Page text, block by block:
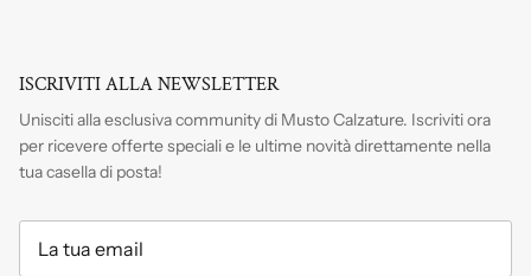
ISCRIVITI ALLA NEWSLETTER
Unisciti alla esclusiva community di Musto Calzature. Iscrivitiora
per ricevere offerte speciali e le ultime novità direttamente nella
tua casella di posta!